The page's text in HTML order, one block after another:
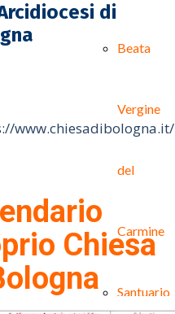
Beata
Vergine
del
Carmine
Santuario
di
www.chiesadibologna.it/
Chiesa